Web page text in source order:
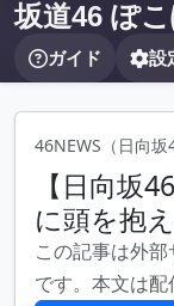
坂道46 ぽ
ガイド 設
46NEWS（日向坂
【日向坂
に頭を抱
この記事は外
です。本文は配